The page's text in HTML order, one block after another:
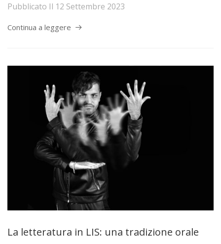
Pubblicato Il 12 Settembre 2023
Continua a leggere
La letteratura in LIS: una tradizione orale